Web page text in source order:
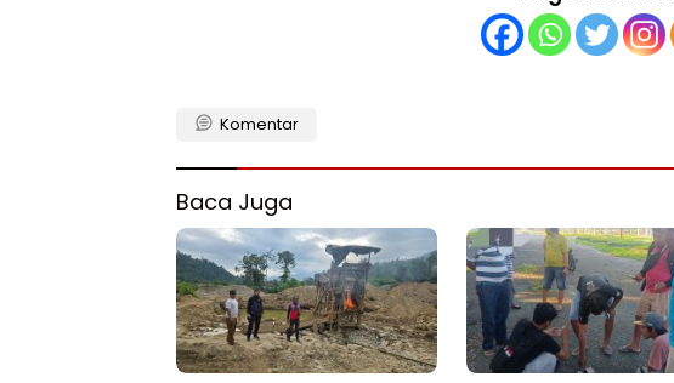
Komentar
Baca Juga